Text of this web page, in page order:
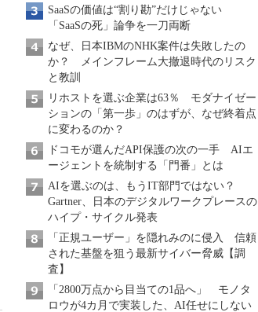
SaaSの価値は“割り勘”だけじゃない
「SaaSの死」論争を一刀両断
なぜ、日本IBMのNHK案件は失敗したの
か？ メインフレーム大撤退時代のリスク
と教訓
リホストを選ぶ企業は63％ モダナイゼー
ションの「第一歩」のはずが、なぜ終着点
に変わるのか？
ドコモが選んだAPI保護の次の一手 AIエ
ージェントを統制する「門番」とは
AIを選ぶのは、もうIT部門ではない？
Gartner、日本のデジタルワークプレースの
ハイプ・サイクル発表
「正規ユーザー」を隠れみのに侵入 信頼
された基盤を狙う最新サイバー脅威【調
査】
「2800万点から目当ての1品へ」 モノタ
ロウが4カ月で実装した、AI任せにしない